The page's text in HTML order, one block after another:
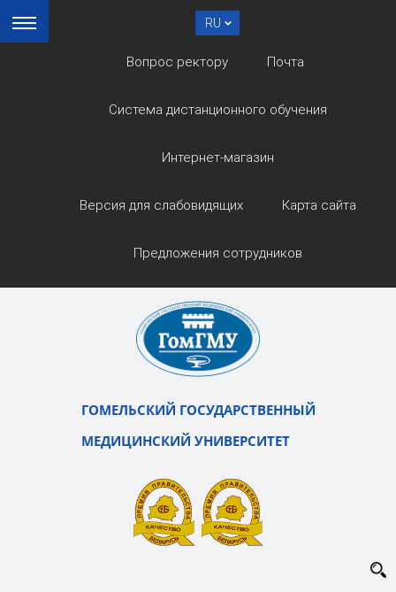
RU
Вопрос ректору Почта
Система дистанционного обучения
Интернет-магазин
Версия для слабовидящих Карта сайта
Предложения сотрудников
ГОМЕЛЬСКИЙ ГОСУДАРСТВЕННЫЙ
МЕДИЦИНСКИЙ УНИВЕРСИТЕТ